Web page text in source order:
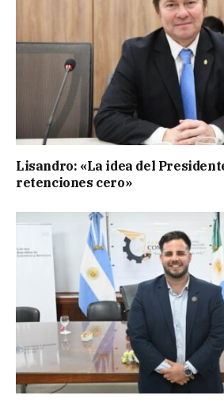
Lisandro: «La idea del
retenciones cero»